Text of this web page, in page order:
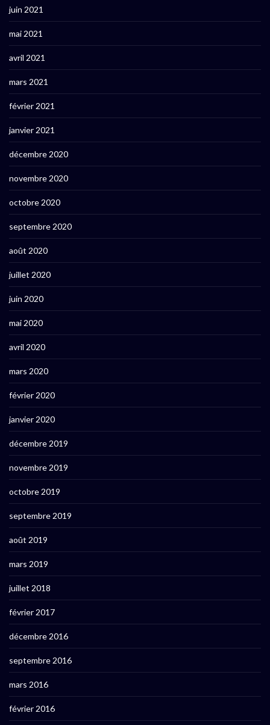
juin 2021
mai 2021
avril 2021
mars 2021
février 2021
janvier 2021
décembre 2020
novembre 2020
octobre 2020
septembre 2020
août 2020
juillet 2020
juin 2020
mai 2020
avril 2020
mars 2020
février 2020
janvier 2020
décembre 2019
novembre 2019
octobre 2019
septembre 2019
août 2019
mars 2019
juillet 2018
février 2017
décembre 2016
septembre 2016
mars 2016
février 2016